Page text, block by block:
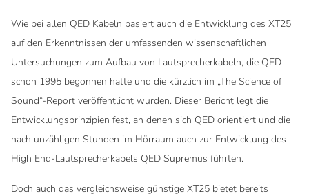
Wie bei allen QED Kabeln basiert auch die Entwicklung des XT25
auf den Erkenntnissen der umfassenden wissenschaftlichen
Untersuchungen zum Aufbau von Lautsprecherkabeln, die QED
schon 1995 begonnen hatte und die kürzlich im „The Science of
Sound“-Report veröffentlicht wurden. Dieser Bericht legt die
Entwicklungsprinzipien fest, an denen sich QED orientiert und die
nach unzähligen Stunden im Hörraum auch zur Entwicklung des
High End-Lautsprecherkabels QED Supremus führten.
Doch auch das vergleichsweise günstige XT25 bietet bereits